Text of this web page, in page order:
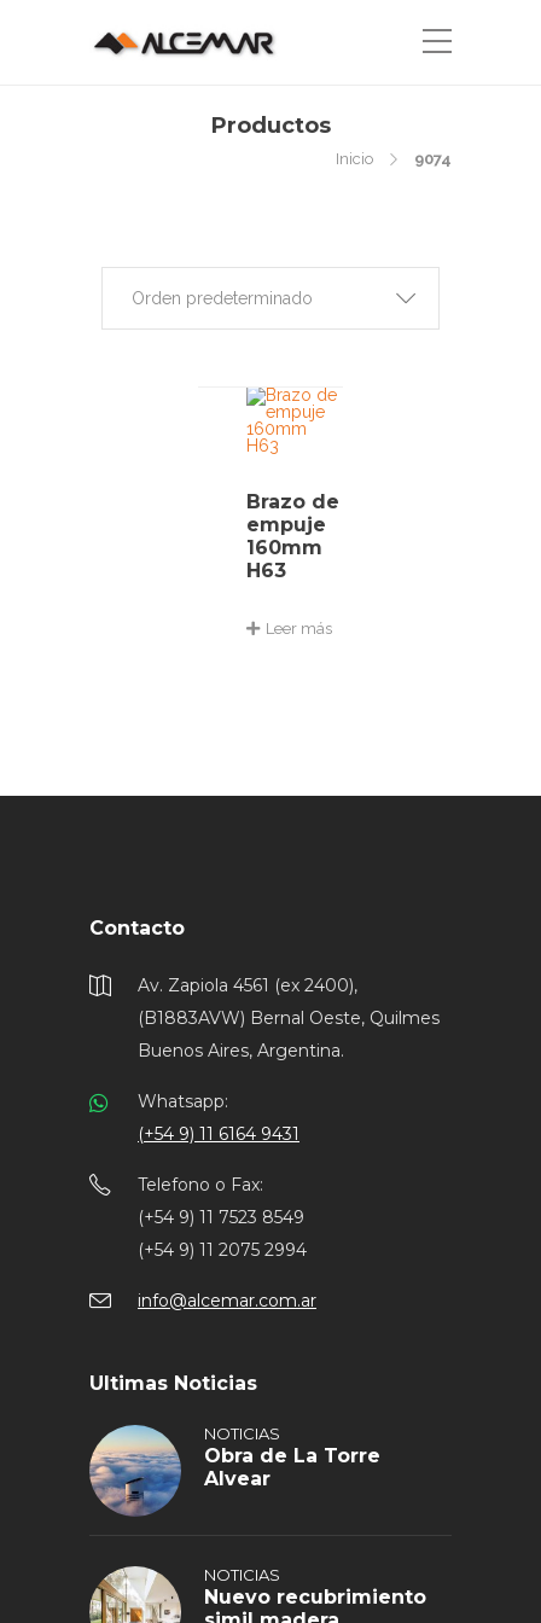
Productos
Inicio 9074
Orden predeterminado
Brazo de
empuje
160mm
H63
Leer más
Contacto
Av. Zapiola 4561 (ex 2400),
(B1883AVW) Bernal Oeste, Quilmes
Buenos Aires, Argentina.
Whatsapp:
(+54 9) 11 6164 9431
Telefono o Fax:
(+54 9) 11 7523 8549
(+54 9) 11 2075 2994
info@alcemar.com.ar
Ultimas Noticias
NOTICIAS
Obra de La Torre
Alvear
NOTICIAS
Nuevo recubrimiento